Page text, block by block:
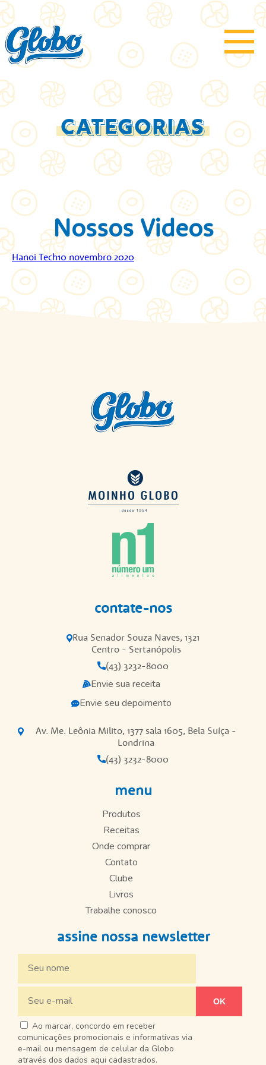
CATEGORIAS
Nossos Videos
Postado
por
Hanoi Tech10 novembro 2020
contate-nos
Rua Senador Souza Naves, 1321
Centro - Sertanópolis
(43) 3232-8000
Envie sua receita
Envie seu depoimento
Av. Me. Leônia Milito, 1377 sala 1605, Bela Suíça -
Londrina
(43) 3232-8000
menu
Produtos
Receitas
Onde comprar
Contato
Clube
Livros
Trabalhe conosco
assine nossa newsletter
Ao marcar, concordo em receber
comunicações promocionais e informativas via
e-mail ou mensagem de celular da Globo
através dos dados aqui cadastrados.